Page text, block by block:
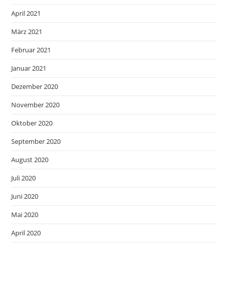
April 2021
März 2021
Februar 2021
Januar 2021
Dezember 2020
November 2020
Oktober 2020
September 2020
August 2020
Juli 2020
Juni 2020
Mai 2020
April 2020